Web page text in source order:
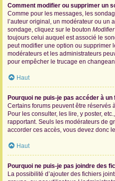
Comment modifier ou supprimer un
Comme pour les messages, les
l’auteur original, un modérateur ou un
sondage, cliquez sur le bouton Modifier
toujours celui auquel est associé le
peut modifier une option ou supprimer
modérateurs et les administrateurs
pour empêcher le trucage en
Haut
Pourquoi ne puis-je pas accéder à un
Certains forums peuvent être réservés
Pour les consulter, les lire, y poster,
rapportant. Seuls les modérateurs de
accorder ces accès, vous devez donc
Haut
Pourquoi ne puis-je pas joindre des
La possibilité d’ajouter des fichiers